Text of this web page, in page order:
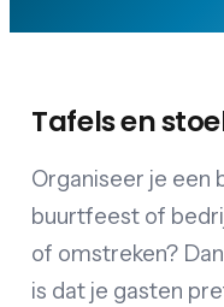
Tafels en
Organiseer je een
buurtfeest of
of omstreken?
is dat je gasten